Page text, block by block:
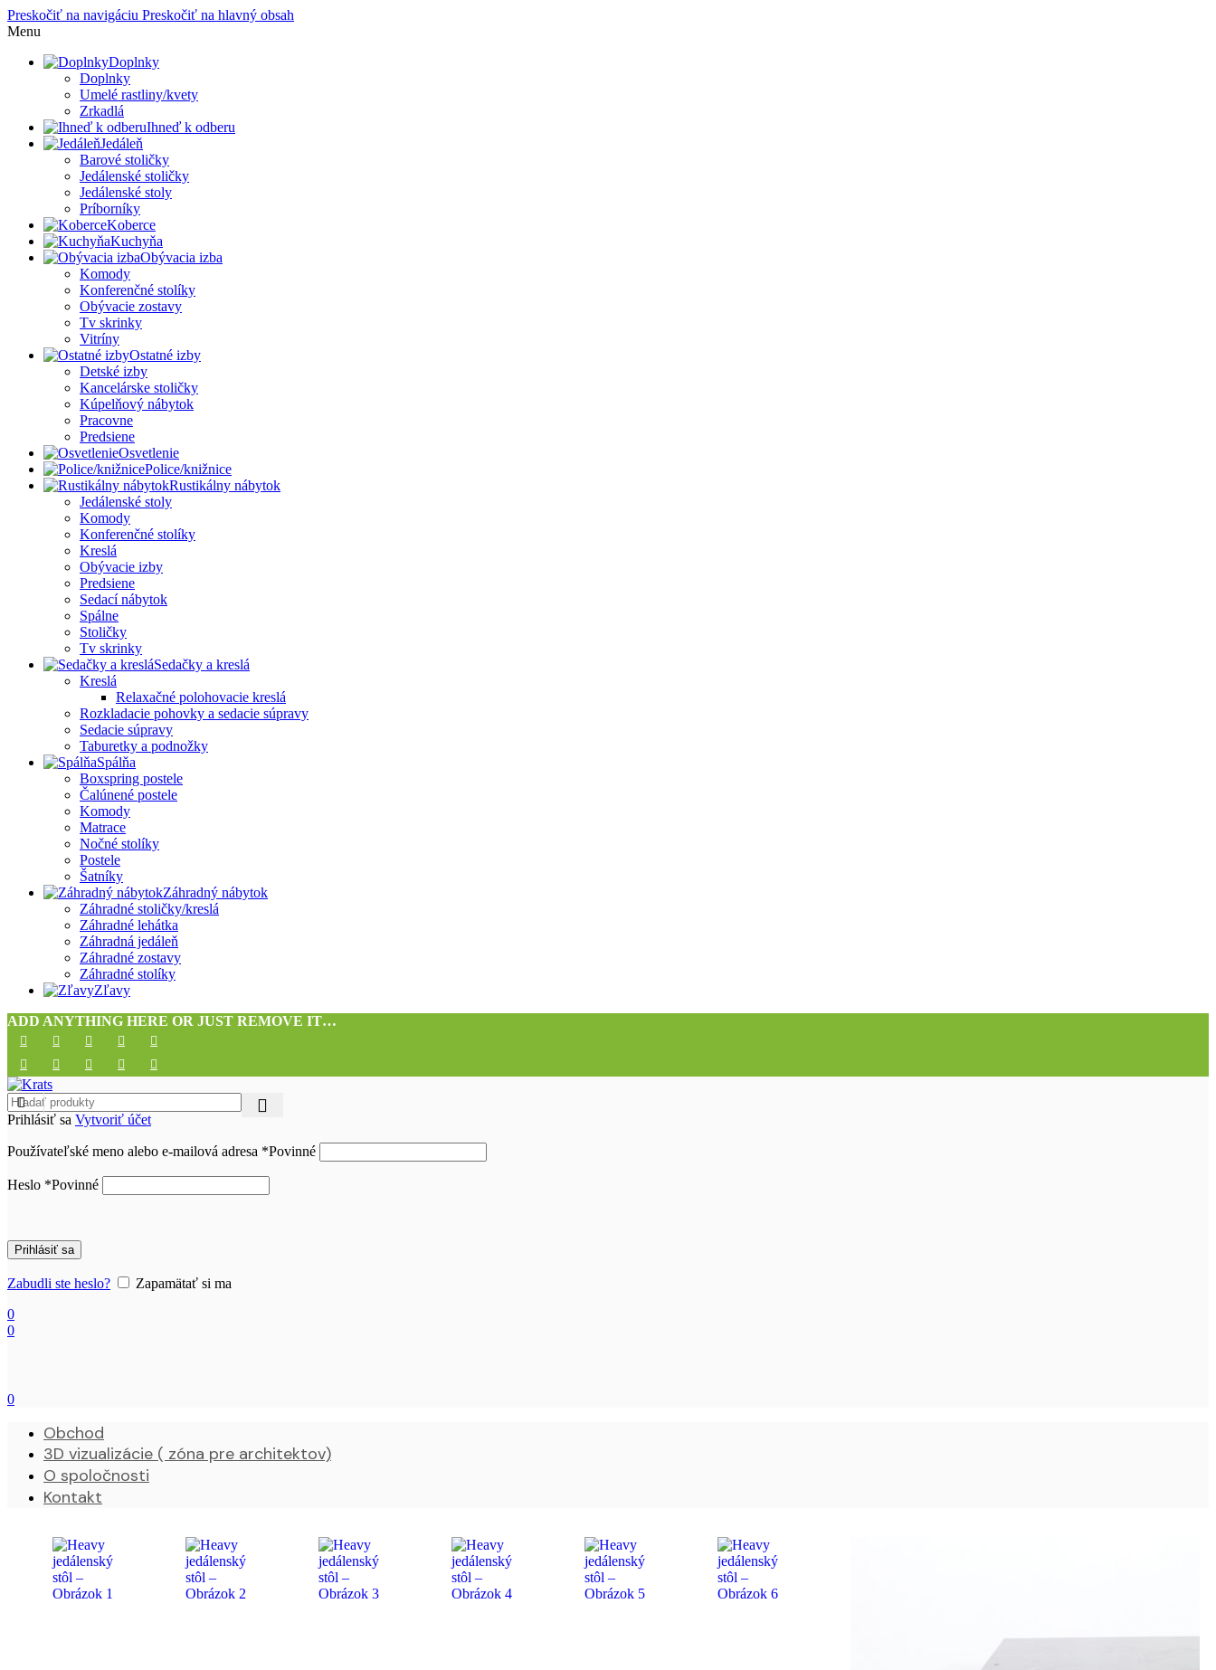
Preskočiť na navigáciu Preskočiť na hlavný obsah
Menu
Doplnky
Doplnky
Umelé rastliny/kvety
Zrkadlá
Ihneď k odberu
Jedáleň
Barové stoličky
Jedálenské stoličky
Jedálenské stoly
Príborníky
Koberce
Kuchyňa
Obývacia izba
Komody
Konferenčné stolíky
Obývacie zostavy
Tv skrinky
Vitríny
Ostatné izby
Detské izby
Kancelárske stoličky
Kúpelňový nábytok
Pracovne
Predsiene
Osvetlenie
Police/knižnice
Rustikálny nábytok
Jedálenské stoly
Komody
Konferenčné stolíky
Kreslá
Obývacie izby
Predsiene
Sedací nábytok
Spálne
Stoličky
Tv skrinky
Sedačky a kreslá
Kreslá
Relaxačné polohovacie kreslá
Rozkladacie pohovky a sedacie súpravy
Sedacie súpravy
Taburetky a podnožky
Spálňa
Boxspring postele
Čalúnené postele
Komody
Matrace
Nočné stolíky
Postele
Šatníky
Záhradný nábytok
Záhradné stoličky/kreslá
Záhradné lehátka
Záhradná jedáleň
Záhradné zostavy
Záhradné stolíky
Zľavy
ADD ANYTHING HERE OR JUST REMOVE IT…
Prihlásiť sa Vytvoriť účet
Používateľské meno alebo e-mailová adresa *Povinné
Heslo *Povinné
Prihlásiť sa
Zabudli ste heslo?
Zapamätať si ma
0
0
0
Obchod
3D vizualizácie ( zóna pre architektov)
O spoločnosti
Kontakt